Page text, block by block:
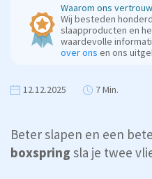
Waarom ons
Wij besteden
slaapproducten en
waardevolle
over ons en ons
12.12.2025 7 Min.
Beter slapen en een
boxspring sla je twee